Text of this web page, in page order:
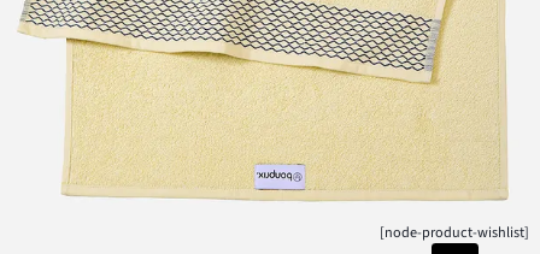
[node-product-wishlist]